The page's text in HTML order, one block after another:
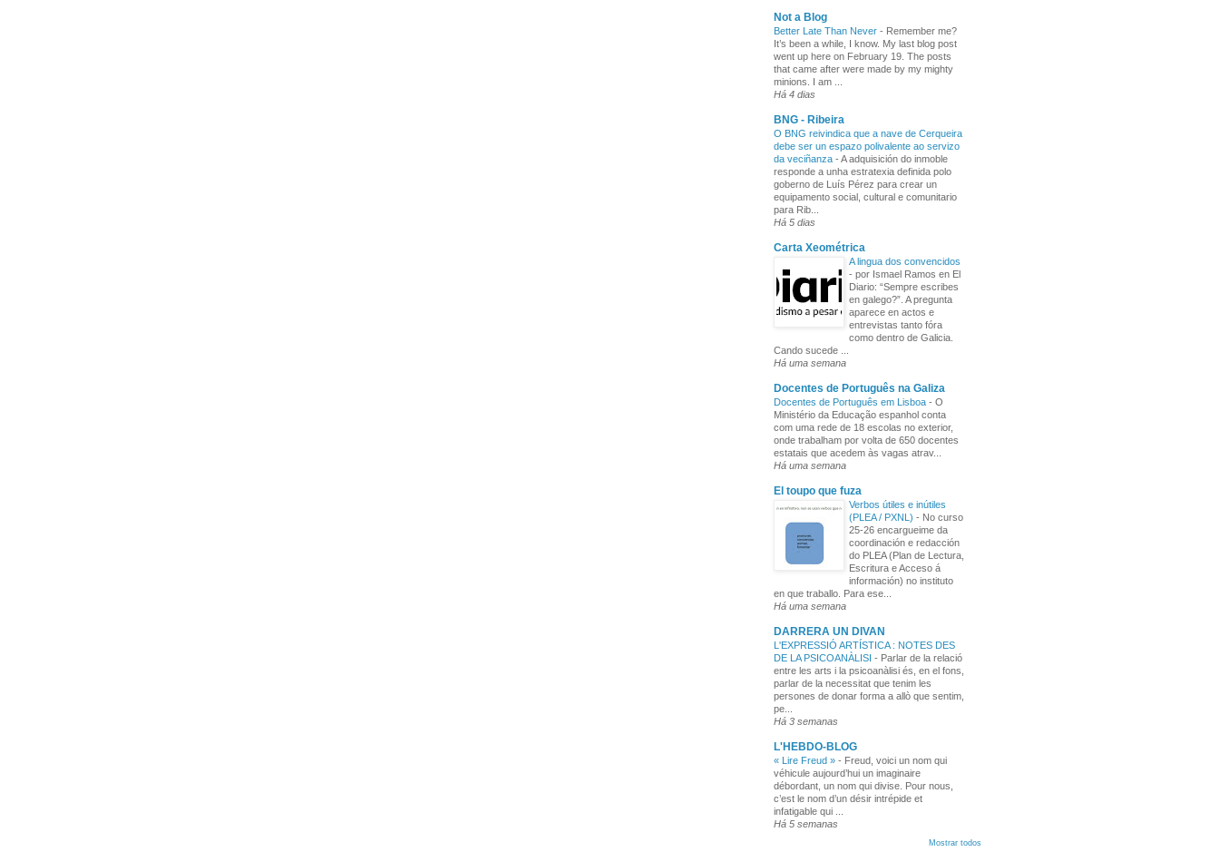
Not a Blog
Better Late Than Never - Remember me?
It’s been a while, I know. My last blog post
went up here on February 19. The posts
that came after were made by my mighty
minions. I am ...
Há 4 dias
BNG - Ribeira
O BNG reivindica que a nave de Cerqueira
debe ser un espazo polivalente ao servizo
da veciñanza - A adquisición do inmoble
responde a unha estratexia definida polo
goberno de Luís Pérez para crear un
equipamento social, cultural e comunitario
para Rib...
Há 5 dias
Carta Xeométrica
A lingua dos convencidos
- por Ismael Ramos en El
Diario: “Sempre escribes
en galego?”. A pregunta
aparece en actos e
entrevistas tanto fóra
como dentro de Galicia.
Cando sucede ...
Há uma semana
Docentes de Português na Galiza
Docentes de Português em Lisboa - O
Ministério da Educação espanhol conta
com uma rede de 18 escolas no exterior,
onde trabalham por volta de 650 docentes
estatais que acedem às vagas atrav...
Há uma semana
El toupo que fuza
Verbos útiles e inútiles
(PLEA / PXNL) - No curso
25-26 encargueime da
coordinación e redacción
do PLEA (Plan de Lectura,
Escritura e Acceso á
información) no instituto
en que traballo. Para ese...
Há uma semana
DARRERA UN DIVAN
L'EXPRESSIÓ ARTÍSTICA : NOTES DES
DE LA PSICOANÀLISI - Parlar de la relació
entre les arts i la psicoanàlisi és, en el fons,
parlar de la necessitat que tenim les
persones de donar forma a allò que sentim,
pe...
Há 3 semanas
L'HEBDO-BLOG
« Lire Freud » - Freud, voici un nom qui
véhicule aujourd’hui un imaginaire
débordant, un nom qui divise. Pour nous,
c’est le nom d’un désir intrépide et
infatigable qui ...
Há 5 semanas
Mostrar todos